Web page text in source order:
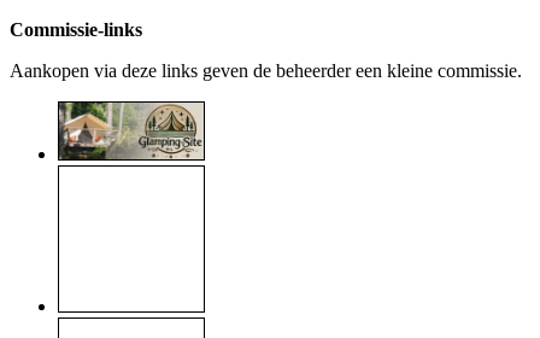
Commissie-links
Aankopen via deze links geven de beheerder een kleine commissie.